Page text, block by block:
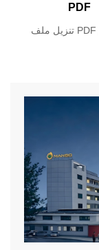
PDF